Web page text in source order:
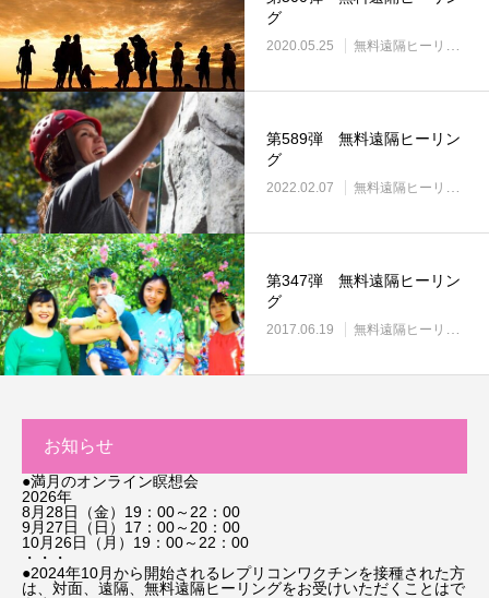
グ
2020.05.25 無料遠隔ヒーリング
第589弾 無料遠隔ヒーリン
グ
2022.02.07 無料遠隔ヒーリング
第347弾 無料遠隔ヒーリン
グ
2017.06.19 無料遠隔ヒーリング
お知らせ
●満月のオンライン瞑想会
2026年
8月28日（金）19：00～22：00
9月27日（日）17：00～20：00
10月26日（月）19：00～22：00
・・・
●2024年10月から開始されるレプリコンワクチンを接種された方
は、対面、遠隔、無料遠隔ヒーリングをお受けいただくことはで